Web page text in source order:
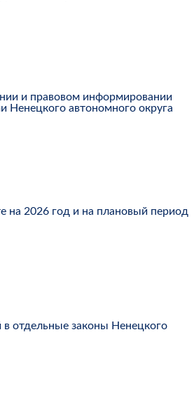
и правовом информировании
Ненецкого автономного округа
2026 год и на плановый период
отдельные законы Ненецкого